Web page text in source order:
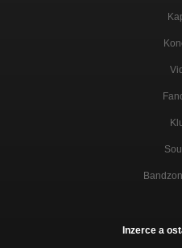
Inzerce a